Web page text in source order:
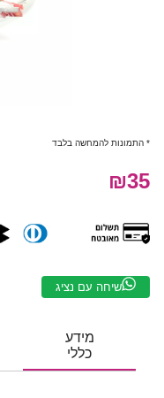
* התמונות להמחשה בלבד
₪35
שיחה עם נציג
מידע
כללי